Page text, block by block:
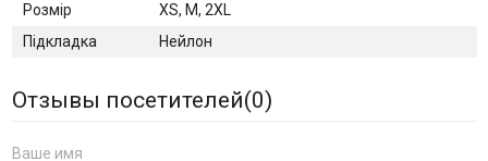
Розмір
XS, M, 2XL
Підкладка
Нейлон
Отзывы посетителей(0)
Ваше имя